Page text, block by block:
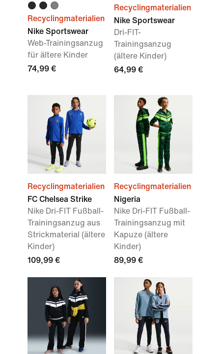
Recyclingmaterialien
Nike Sportswear
Web-Trainingsanzug
für ältere Kinder
74,99 €
Recyclingmaterialien
Nike Sportswear
Dri-FIT-
Trainingsanzug
(ältere Kinder)
64,99 €
Recyclingmaterialien
FC Chelsea Strike
Nike Dri-FIT Fußball-
Trainingsanzug aus
Strickmaterial (ältere
Kinder)
109,99 €
Recyclingmaterialien
Nigeria
Nike Dri-FIT Fußball-
Trainingsanzug mit
Kapuze (ältere
Kinder)
89,99 €